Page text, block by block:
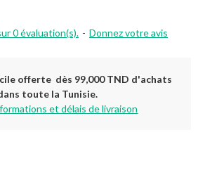
0 évaluation(s). - Donnez votre avis
offerte dès 99,000 TND d'achats
toute la Tunisie.
et délais de livraison